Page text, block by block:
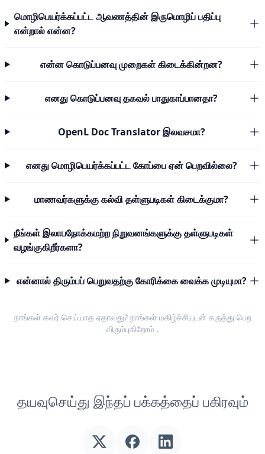
மொழிபெயர்க்கப்பட்ட ஆவணத்தின் இருமொழிப் பதிப்பு
என்றால் என்ன?
என்ன கொடுப்பனவு முறைகள் கிடைக்கின்றன?
எனது கொடுப்பனவு தகவல் பாதுகாப்பானதா?
OpenL Doc Translator இலவசமா?
எனது மொழிபெயர்க்கப்பட்ட கோப்பை ஏன் பெறவில்லை?
மாணவர்களுக்கு கல்வி தள்ளுபடிகள் கிடைக்குமா?
நீங்கள் இலாபநோக்கமற்ற நிறுவனங்களுக்கு தள்ளுபடிகள்
வழங்குகிறீர்களா?
என்னால் திரும்பப் பெறுவதற்கு கோரிக்கை வைக்க முடியுமா?
நாங்கள் கவர் செய்யாத ஏதாவது? நாங்கள் மகிழ்ச்சியுடன் கருத்து பெற
விரும்புகிறோம் .
தயவுசெய்து இந்தப் பக்கத்தைப் பகிரவும்